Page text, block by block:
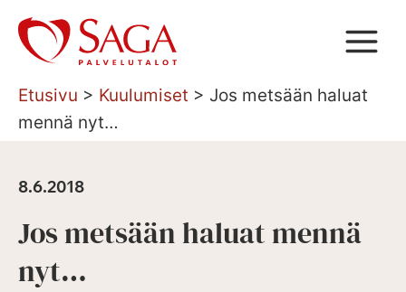
Siirry
sisältöön
Etusivu > Kuulumiset > Jos metsään haluat
mennä nyt…
8.6.2018
Jos metsään haluat mennä
nyt…